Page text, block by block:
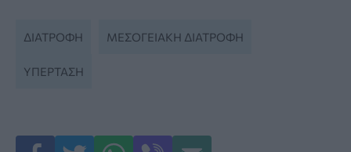
ΔΙΑΤΡΟΦΉ ΜΕΣΟΓΕΙΑΚΉ ΔΙΑΤΡΟΦΉ
ΥΠΈΡΤΑΣΗ